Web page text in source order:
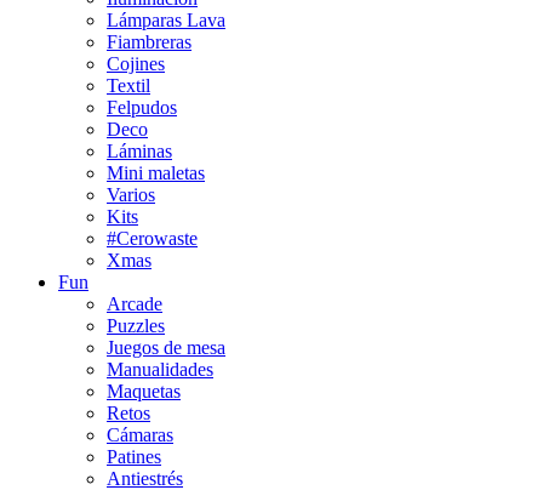
Lámparas Lava
Fiambreras
Cojines
Textil
Felpudos
Deco
Láminas
Mini maletas
Varios
Kits
#Cerowaste
Xmas
Fun
Arcade
Puzzles
Juegos de mesa
Manualidades
Maquetas
Retos
Cámaras
Patines
Antiestrés